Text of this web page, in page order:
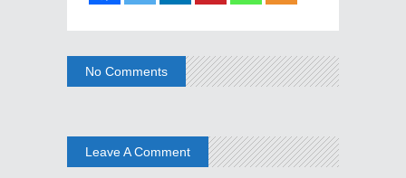
No Comments
Leave A Comment